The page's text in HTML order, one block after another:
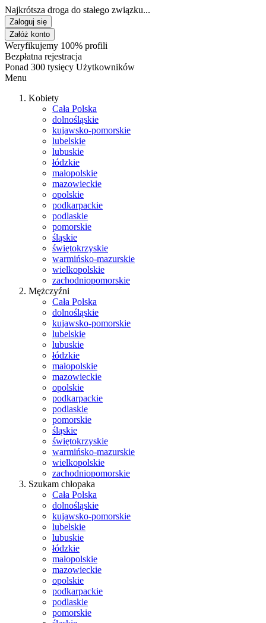
Najkrótsza droga do stałego związku...
Zaloguj się
Załóż konto
Weryfikujemy 100% profili
Bezpłatna rejestracja
Ponad 300 tysięcy Użytkowników
Menu
Kobiety
Cała Polska
dolnośląskie
kujawsko-pomorskie
lubelskie
lubuskie
łódzkie
małopolskie
mazowieckie
opolskie
podkarpackie
podlaskie
pomorskie
śląskie
świętokrzyskie
warmińsko-mazurskie
wielkopolskie
zachodniopomorskie
Mężczyźni
Cała Polska
dolnośląskie
kujawsko-pomorskie
lubelskie
lubuskie
łódzkie
małopolskie
mazowieckie
opolskie
podkarpackie
podlaskie
pomorskie
śląskie
świętokrzyskie
warmińsko-mazurskie
wielkopolskie
zachodniopomorskie
Szukam chłopaka
Cała Polska
dolnośląskie
kujawsko-pomorskie
lubelskie
lubuskie
łódzkie
małopolskie
mazowieckie
opolskie
podkarpackie
podlaskie
pomorskie